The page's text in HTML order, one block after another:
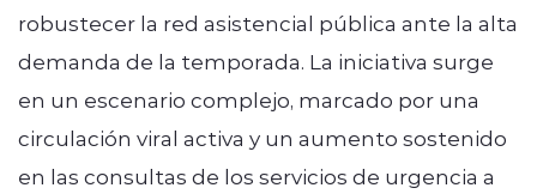
robustecer la red asistencial pública ante la alta
demanda de la temporada. La iniciativa surge
en un escenario complejo, marcado por una
circulación viral activa y un aumento sostenido
en las consultas de los servicios de urgencia a